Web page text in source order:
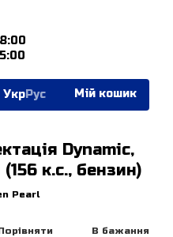
УкрРус Мій кошик
Dynamic,
к.с., бензин)
Pearl
В бажання